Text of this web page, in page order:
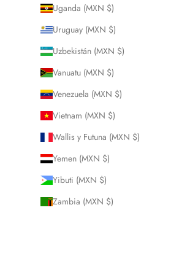
Uganda (MXN $)
Uruguay (MXN $)
Uzbekistán (MXN $)
Vanuatu (MXN $)
Venezuela (MXN $)
Vietnam (MXN $)
Wallis y Futuna (MXN $)
Yemen (MXN $)
Yibuti (MXN $)
Zambia (MXN $)